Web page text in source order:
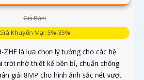
Giá Bán:
Giá Khuyến Mại: 5%-35%
ZHE là lựa chọn lý tưởng cho các hệ
trời nhờ thiết kế bền bỉ, chuẩn chống
giải 8MP cho hình ảnh sắc nét vượt